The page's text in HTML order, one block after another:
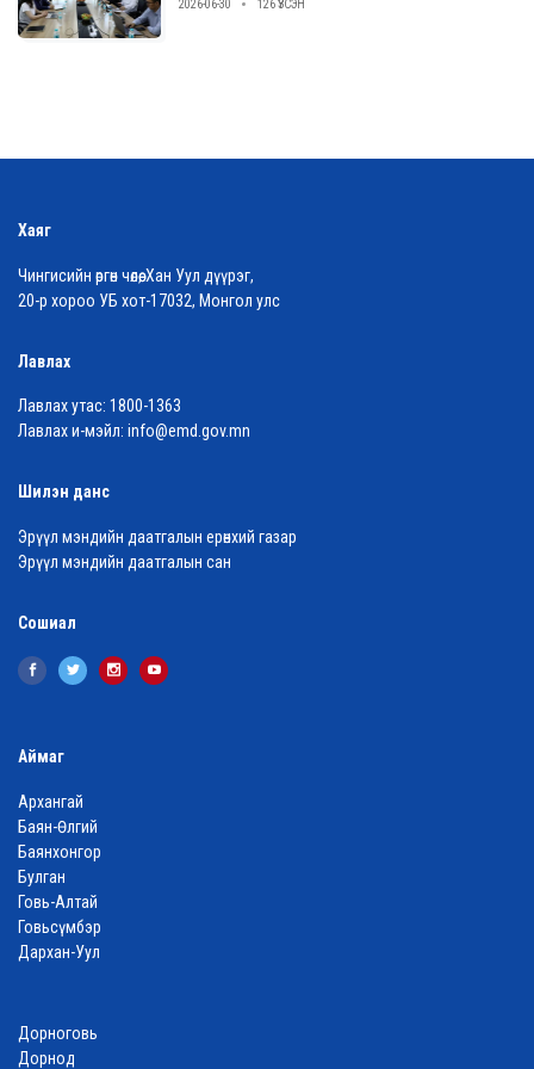
2026-06-30 126 ҮЗСЭН
Хаяг
Чингисийн өргөн чөлөө, Хан Уул дүүрэг,
20-р хороо УБ хот-17032, Монгол улс
Лавлах
Лавлах утас: 1800-1363
Лавлах и-мэйл: info@emd.gov.mn
Шилэн данс
Эрүүл мэндийн даатгалын ерөнхий газар
Эрүүл мэндийн даатгалын сан
Сошиал
Аймаг
Архангай
Баян-Өлгий
Баянхонгор
Булган
Говь-Алтай
Говьсүмбэр
Дархан-Уул
Дорноговь
Дорнод